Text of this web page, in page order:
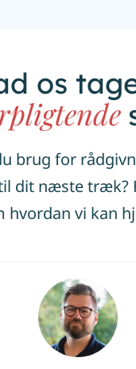
os
brug for
dit næste træk?
hvordan vi kan